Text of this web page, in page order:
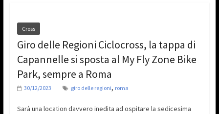
Cross
Giro delle Regioni Ciclocross, la tappa di
Capannelle si sposta al My Fly Zone Bike
Park, sempre a Roma
30/12/2023 giro delle regioni, roma
Sarà una location davvero inedita ad ospitare la sedicesima